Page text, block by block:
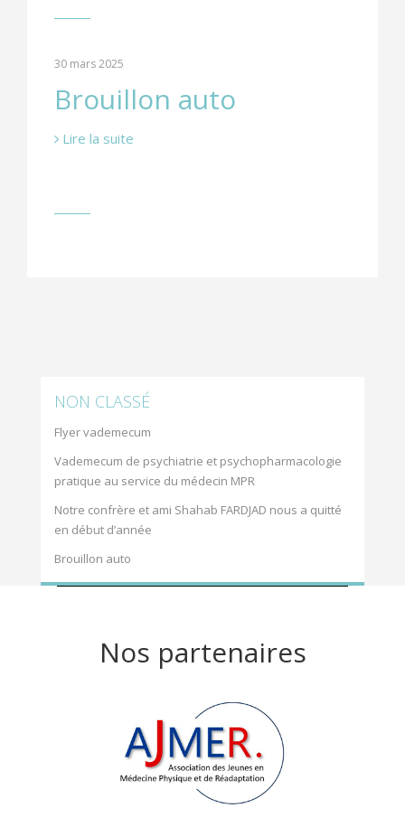
30 mars 2025
Brouillon auto
Lire la suite
NON CLASSÉ
Flyer vademecum
Vademecum de psychiatrie et psychopharmacologie
pratique au service du médecin MPR
Notre confrère et ami Shahab FARDJAD nous a quitté
en début d’année
Brouillon auto
Nos partenaires